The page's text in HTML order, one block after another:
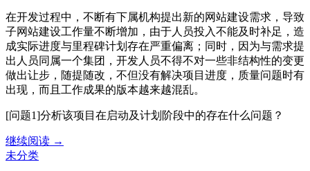
在开发过程中，不断有下属机构提出新的网站建设需求，导致
子网站建设工作量不断增加，由于人员投入不能及时补足，造
成实际进度与里程碑计划存在严重偏离；同时，因为与需求提
出人员同属一个集团，开发人员不得不对一些非结构性的变更
做出让步，随提随改，不但没有解决项目进度，质量问题时有
出现，而且工作成果的版本越来越混乱。
[问题1]分析该项目在启动及计划阶段中的存在什么问题？
继续阅读项
→
未分类